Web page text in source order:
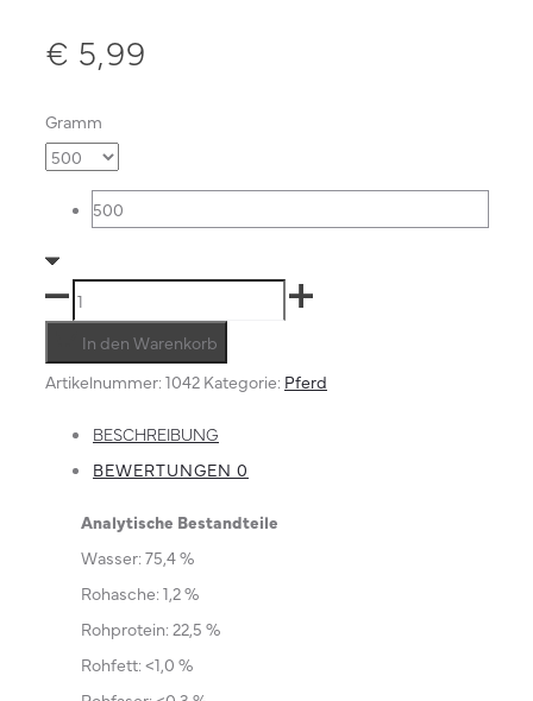
€ 5,99
Gramm
500
Filet
geschnitten
Menge
In den Warenkorb
Artikelnummer: 1042 Kategorie: Pferd
BESCHREIBUNG
BEWERTUNGEN 0
Analytische Bestandteile
Wasser: 75,4 %
Rohasche: 1,2 %
Rohprotein: 22,5 %
Rohfett: <1,0 %